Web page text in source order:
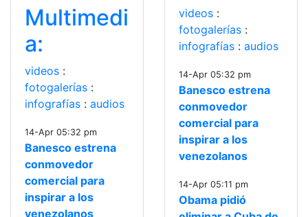
Multimedi
a:
videos :
fotogalerías :
infografías : audios
14-Apr 05:32 pm
Banesco estrena
conmovedor
comercial para
inspirar a los
venezolanos
videos :
fotogalerías :
infografías : audios
14-Apr 05:32 pm
Banesco estrena
conmovedor
comercial para
inspirar a los
venezolanos
14-Apr 05:11 pm
Obama pidió